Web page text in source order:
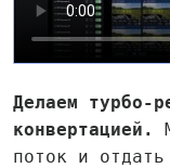
Делаем турбо-
конвертацией.
поток и отдать